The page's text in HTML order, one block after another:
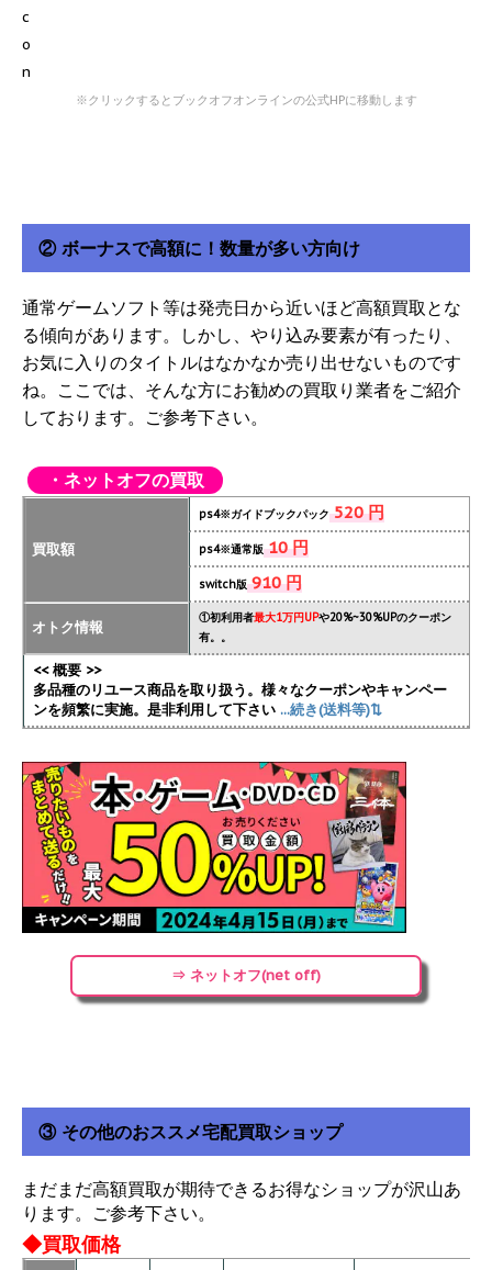
※クリックするとブックオフオンラインの公式HPに移動します
② ボーナスで高額に！数量が多い方向け
通常ゲームソフト等は発売日から近いほど高額買取とな
る傾向があります。しかし、やり込み要素が有ったり、
お気に入りのタイトルはなかなか売り出せないものです
ね。ここでは、そんな方にお勧めの買取り業者をご紹介
しております。ご参考下さい。
・ネットオフの買取
買取額
ps4※ガイドブックパック520 円
ps4※通常版10 円
switch版910 円
オトク情報
①初利用者最大1万円UPや20%~30%UPのクーポン
有。。
<< 概要 >>
多品種のリユース商品を取り扱う。様々なクーポンやキャンペー
ンを頻繁に実施。是非利用して下さい ...続き(送料等)⇅
⇒ ネットオフ(net off)
③ その他のおススメ宅配買取ショップ
まだまだ高額買取が期待できるお得なショップが沢山あ
ります。ご参考下さい。
◆買取価格